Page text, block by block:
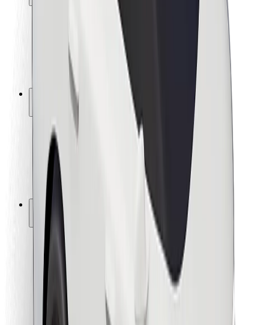
E-roller biztonság
Biztonsági részleg
Lokációk
Városi megoldások
Repülőtér
Bolt töltőállomások
Súgó
Utasoknak
Sofőröknek
Ételfutároknak
Bolt Food
Flottapartnereknek